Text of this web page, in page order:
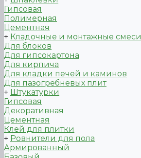
Гипсовая
Полимерная
Цементная
+ Кладочные и монтажные смеси
Для блоков
Для гипсокартона
Для кирпича
Для кладки печей и каминов
Для пазогребневых плит
+ Штукатурки
Гипсовая
Декоративная
Цементная
Клей для плитки
+ Ровнители для пола
Армированный